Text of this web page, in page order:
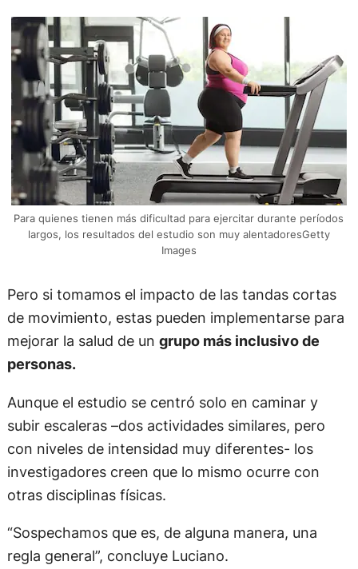
Para quienes tienen más dificultad para ejercitar durante períodos
largos, los resultados del estudio son muy alentadoresGetty
Images
Pero si tomamos el impacto de las tandas cortas
de movimiento, estas pueden implementarse para
mejorar la salud de un grupo más inclusivo de
personas.
Aunque el estudio se centró solo en caminar y
subir escaleras –dos actividades similares, pero
con niveles de intensidad muy diferentes- los
investigadores creen que lo mismo ocurre con
otras disciplinas físicas.
“Sospechamos que es, de alguna manera, una
regla general”, concluye Luciano.